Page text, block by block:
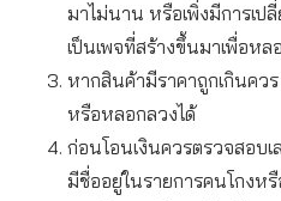
มาไม่นาน หรือเพิ่งมีการเป
เป็นเพจที่สร้างขึ้นมาเพื่อหล
หากสินค้ามีราคาถูกเกินควร
หรือหลอกลวงได้
ก่อนโอนเงินควรตรวจสอบ
มีชื่ออยู่ในรายการคนโกงห